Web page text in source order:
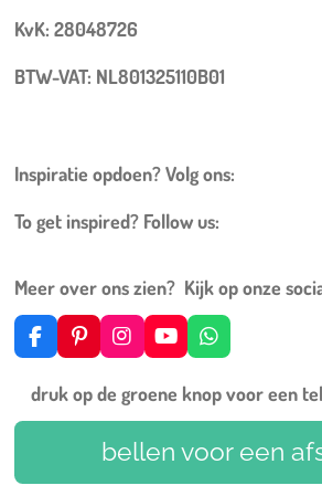
KvK: 28048726
BTW-VAT: NL801325110B01
Inspiratie opdoen? Volg ons:
To get inspired? Follow us:
Meer over ons zien? Kijk op onze
F
a
c
e
b
k
P
i
t
e
s
I
n
t
a
g
r
a
Y
o
T
u
b
e
W
h
t
s
A
p
p
druk op de groene knop voor een
bellen voor een